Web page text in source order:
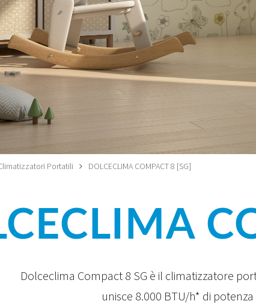
Portatili DOLCECLIMA COMPACT 8 [SG]
Dolceclima Compact 8 SG è il climatizzatore
unisce 8.000 BTU/h* di